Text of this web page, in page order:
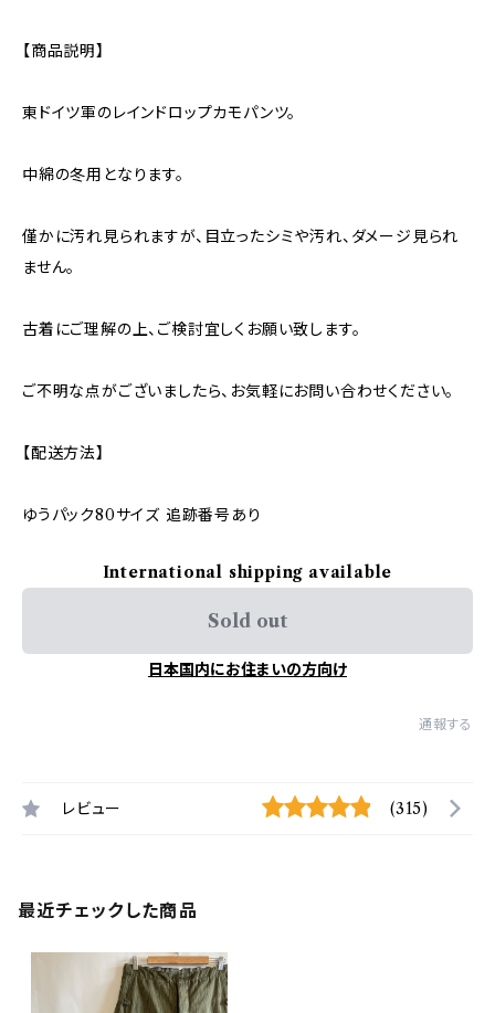
【商品説明】
東ドイツ軍のレインドロップカモパンツ。
中綿の冬用となります。
僅かに汚れ見られますが、目立ったシミや汚れ、ダメージ見られ
ません。
古着にご理解の上、ご検討宜しくお願い致します。
ご不明な点がございましたら、お気軽にお問い合わせください。
【配送方法】
ゆうパック80サイズ 追跡番号あり
International shipping available
Sold out
日本国内にお住まいの方向け
通報する
レビュー (315)
最近チェックした商品